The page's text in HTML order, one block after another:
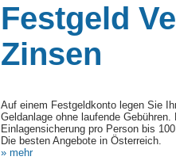
Festgeld
Zinsen
Auf einem Festgeldkonto legen Sie
Geldanlage ohne laufende
Einlagensicherung pro Person bis
Die besten Angebote in Österreich.
» mehr